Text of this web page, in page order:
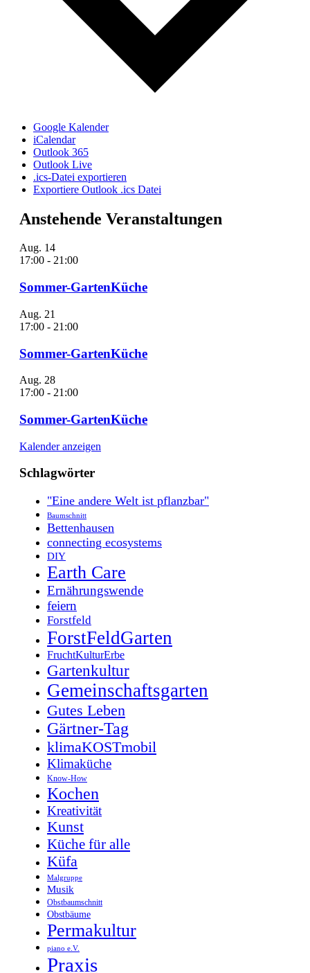
Google Kalender
iCalendar
Outlook 365
Outlook Live
.ics-Datei exportieren
Exportiere Outlook .ics Datei
Anstehende Veranstaltungen
Aug. 14
17:00 - 21:00
Sommer-GartenKüche
Aug. 21
17:00 - 21:00
Sommer-GartenKüche
Aug. 28
17:00 - 21:00
Sommer-GartenKüche
Kalender anzeigen
Schlagwörter
"Eine andere Welt ist pflanzbar"
Baumschnitt
Bettenhausen
connecting ecosystems
DIY
Earth Care
Ernährungswende
feiern
Forstfeld
ForstFeldGarten
FruchtKulturErbe
Gartenkultur
Gemeinschaftsgarten
Gutes Leben
Gärtner-Tag
klimaKOSTmobil
Klimaküche
Know-How
Kochen
Kreativität
Kunst
Küche für alle
Küfa
Malgruppe
Musik
Obstbaumschnitt
Obstbäume
Permakultur
piano e.V.
Praxis